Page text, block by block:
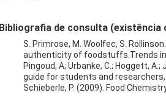
Bibliografia de consulta
S. Primrose, M. Woolfec, S.
authenticity of foodstuffs.Trends in
Pingoud, A; Urbanke, C.; Hoggett,
guide for students and researchers,
Schieberle, P. (2009). Food